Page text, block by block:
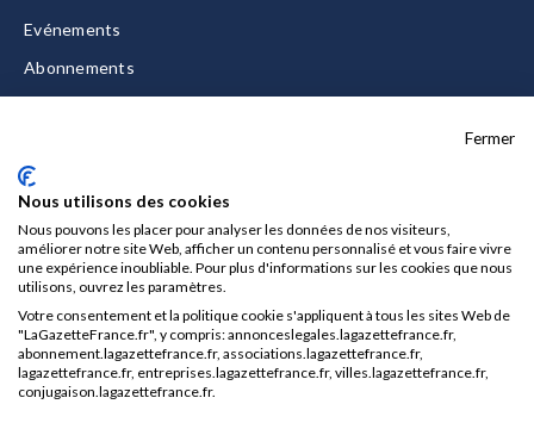
Evénements
Abonnements
Nous contacter
Mentions légales
CGU/CGV
Données personnelles
Fermer
Nous utilisons des cookies
Nous pouvons les placer pour analyser les données de nos visiteurs,
améliorer notre site Web, afficher un contenu personnalisé et vous faire vivre
une expérience inoubliable. Pour plus d'informations sur les cookies que nous
utilisons, ouvrez les paramètres.
Votre consentement et la politique cookie s'appliquent à tous les sites Web de
"LaGazetteFrance.fr", y compris: annonceslegales.lagazettefrance.fr,
abonnement.lagazettefrance.fr, associations.lagazettefrance.fr,
lagazettefrance.fr, entreprises.lagazettefrance.fr, villes.lagazettefrance.fr,
conjugaison.lagazettefrance.fr.